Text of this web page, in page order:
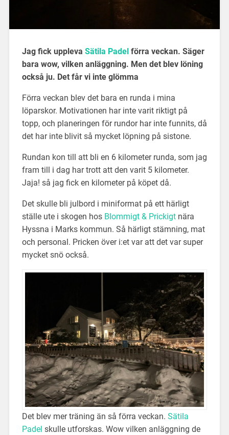
Jag fick uppleva Sätila Padel förra veckan. Säger
bara wow, vilken anläggning. Men det blev löning
också ju. Det får vi inte glömma
Förra veckan blev det bara en runda i mina
löparskor. Motivationen har inte varit riktigt på
topp, och planeringen för rundor har inte funnits, då
det har inte blivit så mycket löpning på sistone.
Rundan kon till att bli en 6 kilometer runda, som jag
fram till i dag har trott att den varit 5 kilometer.
Jaja! så jag fick en kilometer på köpet då.
Det skulle bli julbord i miniformat på ett härligt
ställe ute i skogen hos Blommigt & Prickigtnära
Hyssna i Marks kommun. Så härligt stämning, mat
och personal. Pricken över i:et var att det var super
mycket snö också.
Det blev mer träning än så förra veckan. Sätila
Padel skulle utforskas. Wow vilken anläggning de